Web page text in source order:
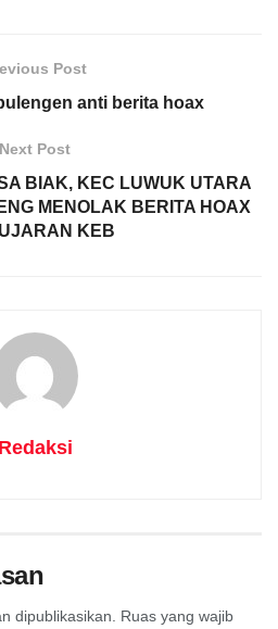
Post
anti berita hoax
Next Post
BIAK, KEC LUWUK UTARA
MENOLAK BERITA HOAX
KEB
Redaksi
dipublikasikan. Ruas yang wajib